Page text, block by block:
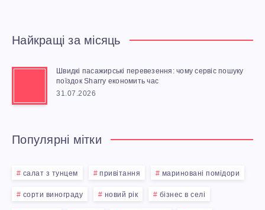
Найкращі за місяць
Швидкі пасажирські перевезення: чому сервіс пошуку
поїздок Sharry економить час
31.07.2026
Популярні мітки
салат з тунцем привітання мариновані помідори
сорти винограду новий рік бізнес в селі